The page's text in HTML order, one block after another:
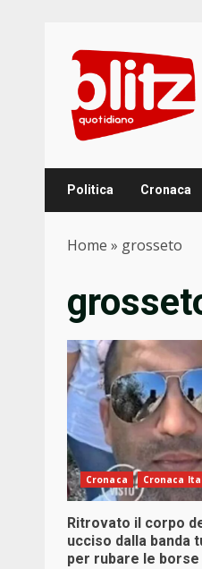
content
Politica Cronaca
Home » grosseto
Cronaca Cronaca
Ritrovato il corpo
ucciso dalla banda
per rubare le borse